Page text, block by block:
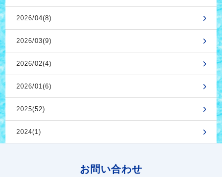
2026/04(8)
2026/03(9)
2026/02(4)
2026/01(6)
2025(52)
2024(1)
お問い合わせ